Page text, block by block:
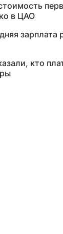
в ЦАО
зарплата
кто